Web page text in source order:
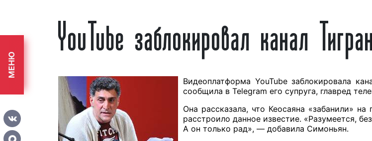
YouTube заблокировал канал
Видеоплатформа YouTube заблокировала
сообщила в Telegram его супруга, главред
Она рассказала, что Кеосаяна «забанили»
расстроило данное известие. «Разумеется,
А он только рад», — добавила Симоньян.
МЕНЮ